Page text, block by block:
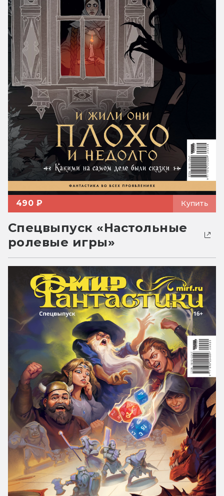
490 ₽ Купить
Спецвыпуск «Настольные
ролевые игры»